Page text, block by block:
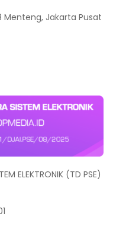
Menteng, Jakarta Pusat
ELEKTRONIK (TD PSE)